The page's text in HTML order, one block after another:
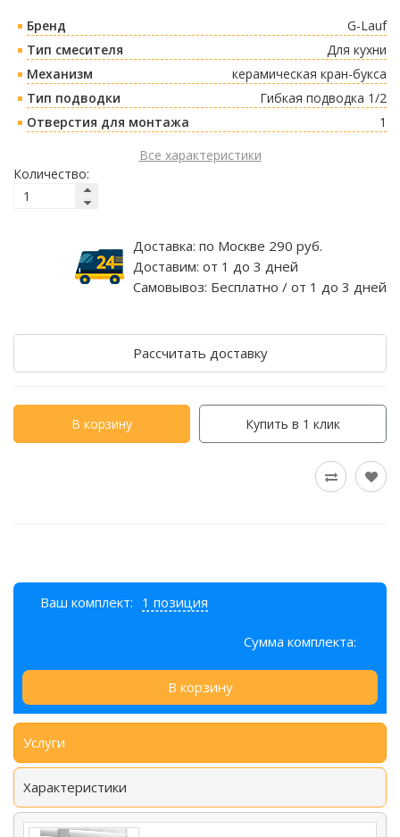
Бренд
G-Lauf
Тип смесителя
Для кухни
Механизм
керамическая кран-букса
Тип подводки
Гибкая подводка 1/2
Отверстия для монтажа
1
Все характеристики
Количество:
Доставка: по Москве 290 руб.
Доставим: от 1 до 3 дней
Самовывоз: Бесплатно / от 1 до 3 дней
Рассчитать доставку
В корзину Купить в 1 клик
Ваш комплект: 1 позиция
Сумма комплекта:
В корзину
Услуги
Характеристики